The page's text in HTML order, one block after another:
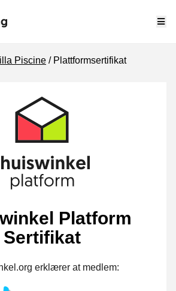
Piscine Plattformsertifikat
Platform
Sertifikat
erklærer at medlem: